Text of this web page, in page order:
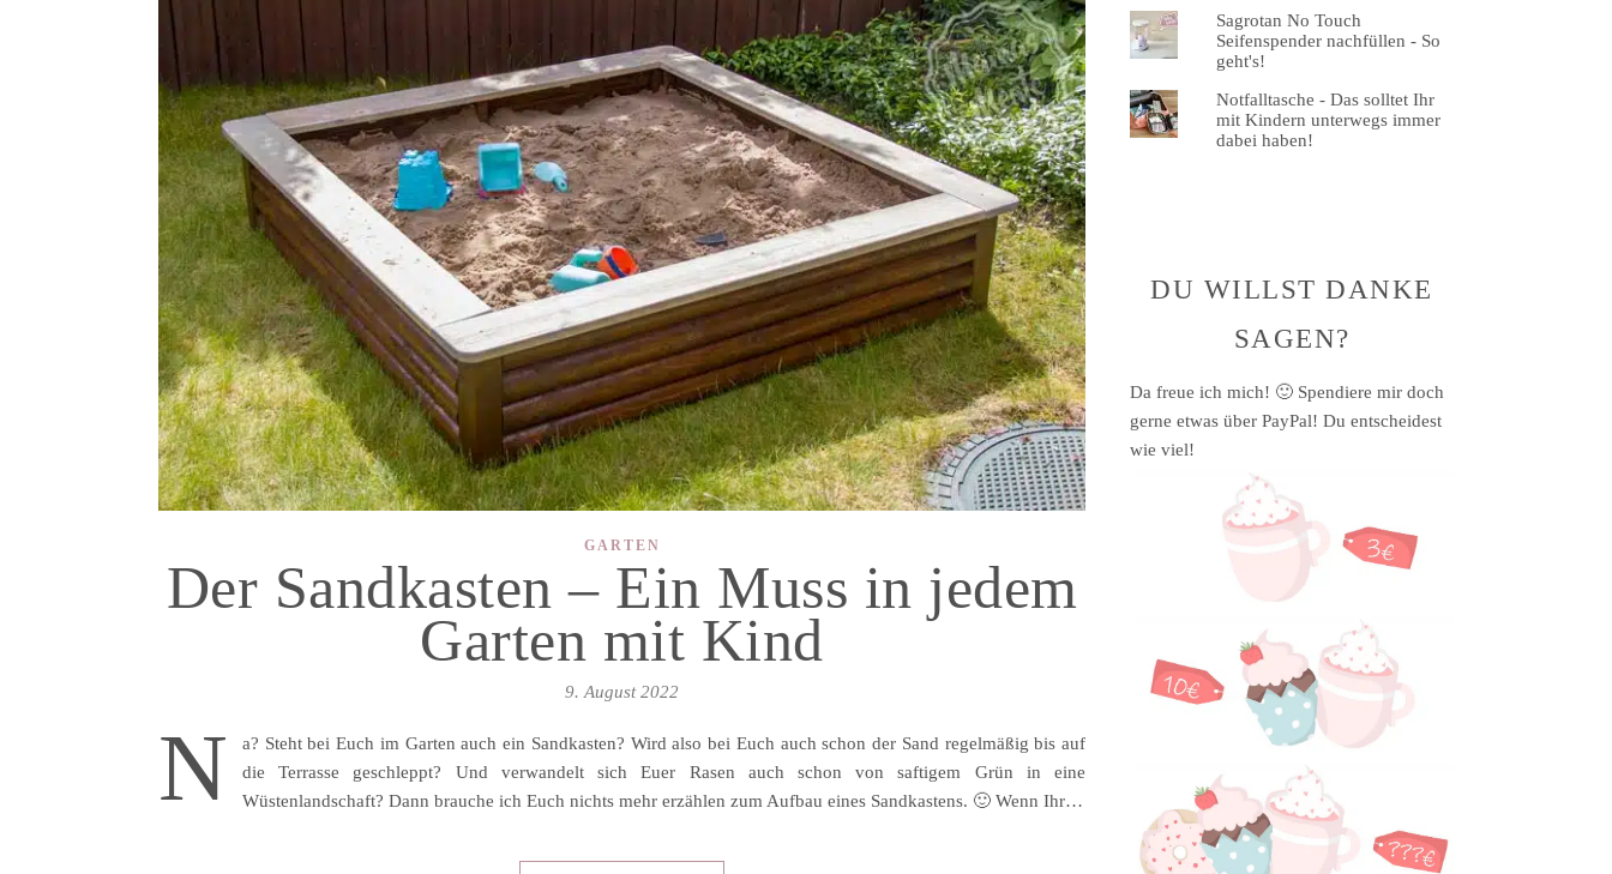
GARTEN
Der Sandkasten – Ein Muss in jedem
Garten mit Kind
9. August 2022
N
a? Steht bei Euch im Garten auch ein Sandkasten? Wird also bei Euch auch schon der Sand regelmäßig bis auf
die Terrasse geschleppt? Und verwandelt sich Euer Rasen auch schon von saftigem Grün in eine
Wüstenlandschaft? Dann brauche ich Euch nichts mehr erzählen zum Aufbau eines Sandkastens. 🙂 Wenn Ihr…
Sagrotan No Touch
Seifenspender nachfüllen - So
geht's!
Notfalltasche - Das solltet Ihr
mit Kindern unterwegs immer
dabei haben!
DU WILLST DANKE
SAGEN?
Da freue ich mich! 🙂 Spendiere mir doch
gerne etwas über PayPal! Du entscheidest
wie viel!